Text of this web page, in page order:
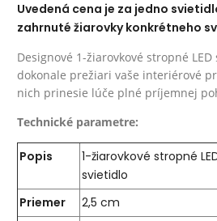
Uvedená cena je za jedno
zahrnuté žiarovky konkrétneho
Designové 1-žiarovkové stropné
dokonale prežiari vaše interiérové
nich prinesie lúče plné príjemnej
Technické parametre:
Popis
1-žiarovkové stropné
svietidlo
Priemer
2,5 cm